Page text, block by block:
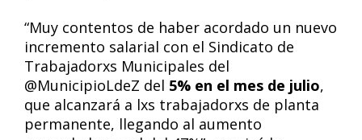
“Muy contentos de haber acordado un nuevo
incremento salarial con el Sindicato de
Trabajadorxs Municipales del
@MunicipioLdeZ del 5% en el mes de julio,
que alcanzará a lxs trabajadorxs de planta
permanente, llegando al aumento